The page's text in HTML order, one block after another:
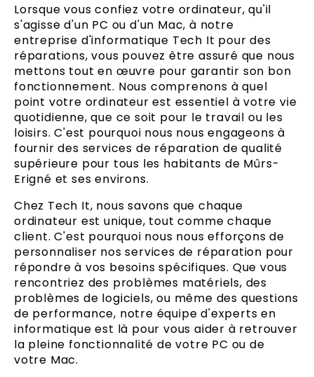
Lorsque vous confiez votre ordinateur, qu'il
s'agisse d'un PC ou d'un Mac, à notre
entreprise d'informatique Tech It pour des
réparations, vous pouvez être assuré que nous
mettons tout en œuvre pour garantir son bon
fonctionnement. Nous comprenons à quel
point votre ordinateur est essentiel à votre vie
quotidienne, que ce soit pour le travail ou les
loisirs. C'est pourquoi nous nous engageons à
fournir des services de réparation de qualité
supérieure pour tous les habitants de Mûrs-
Erigné et ses environs.
Chez Tech It, nous savons que chaque
ordinateur est unique, tout comme chaque
client. C'est pourquoi nous nous efforçons de
personnaliser nos services de réparation pour
répondre à vos besoins spécifiques. Que vous
rencontriez des problèmes matériels, des
problèmes de logiciels, ou même des questions
de performance, notre équipe d'experts en
informatique est là pour vous aider à retrouver
la pleine fonctionnalité de votre PC ou de
votre Mac.